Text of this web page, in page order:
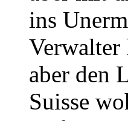
ins
Verwalter
aber den
Suisse